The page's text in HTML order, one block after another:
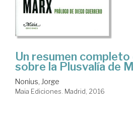
Un resumen
sobre la Plusvalía de
Nonius, Jorge
Maia Ediciones. Madrid, 2016